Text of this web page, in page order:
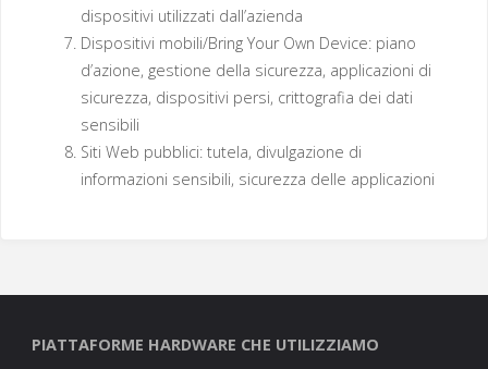
dispositivi utilizzati dall’azienda
Dispositivi mobili/Bring Your Own Device: piano
d’azione, gestione della sicurezza, applicazioni di
sicurezza, dispositivi persi, crittografia dei dati
sensibili
Siti Web pubblici: tutela, divulgazione di
informazioni sensibili, sicurezza delle applicazioni
PIATTAFORME HARDWARE CHE UTILIZZIAMO